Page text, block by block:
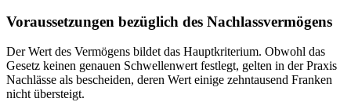
Voraussetzungen bezüglich des Nachlassvermögens
Der Wert des Vermögens bildet das Hauptkriterium. Obwohl das
Gesetz keinen genauen Schwellenwert festlegt, gelten in der Praxis
Nachlässe als bescheiden, deren Wert einige zehntausend Franken
nicht übersteigt.